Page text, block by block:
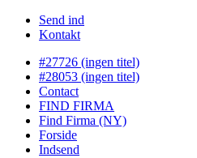
Send ind
Kontakt
#27726 (ingen titel)
#28053 (ingen titel)
Contact
FIND FIRMA
Find Firma (NY)
Forside
Indsend